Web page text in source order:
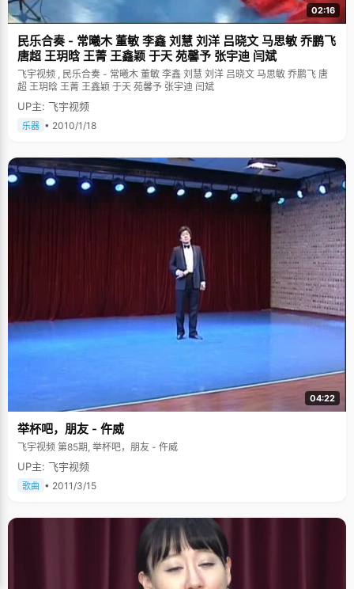
02:16
民乐合奏 - 常曦木 董敏 李鑫 刘慧 刘洋 吕晓文 马思敏 乔鹏飞
唐超 王玥晗 王菁 王鑫颖 于天 苑馨予 张宇迪 闫斌
飞宇视频 , 民乐合奏 - 常曦木 董敏 李鑫 刘慧 刘洋 吕晓文 马思敏 乔鹏飞 唐
超 王玥晗 王菁 王鑫颖 于天 苑馨予 张宇迪 闫斌
UP主: 飞宇视频
乐器 • 2010/1/18
04:22
举杯吧，朋友 - 仵威
飞宇视频 第85期, 举杯吧，朋友 - 仵威
UP主: 飞宇视频
歌曲 • 2011/3/15